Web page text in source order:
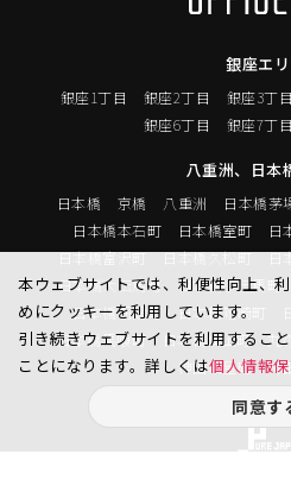
銀座エ
銀座1丁目 銀座2丁目 銀座3丁目
銀座6丁目
銀座7丁目
八重洲、日本
日本橋 京橋 八重洲 日本橋茅
日本橋本石町
日本橋室町 日
日本橋富沢町
日本橋久松町 日
日本橋大伝馬町
日本橋小伝馬町
日本橋蛎殻町
日本橋箱崎町
日本橋馬喰町
日本橋横山町 丸
神田紺屋町
神
本ウェブサイトでは、利便性向上、
めにクッキーを利用しています。
引き続きウェブサイトを利用するこ
ことになります。詳しくは個人情報
同意す